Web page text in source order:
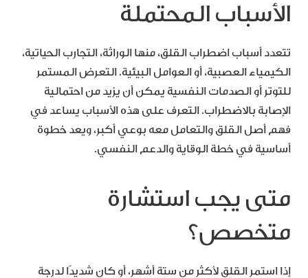
الأسباب المحتملة
تتعدد أسباب اضطراب القلق، منها الوراثة، التجارب الحياتية،
الكيمياء العصبية، أو العوامل البيئية. التعرض المستمر
للتوتر أو الصدمات النفسية يمكن أن يزيد من احتمالية
الإصابة بالاضطراب. التعرف على هذه الأسباب يساعد في
فهم أصل القلق والتعامل معه بوعي أكبر، ويعد خطوة
أساسية في خطة الوقاية والدعم النفسي.
متى يجب استشارة
متخصص؟
إذا استمر القلق لأكثر من ستة أشهر، أو كان شديدًا لدرجة